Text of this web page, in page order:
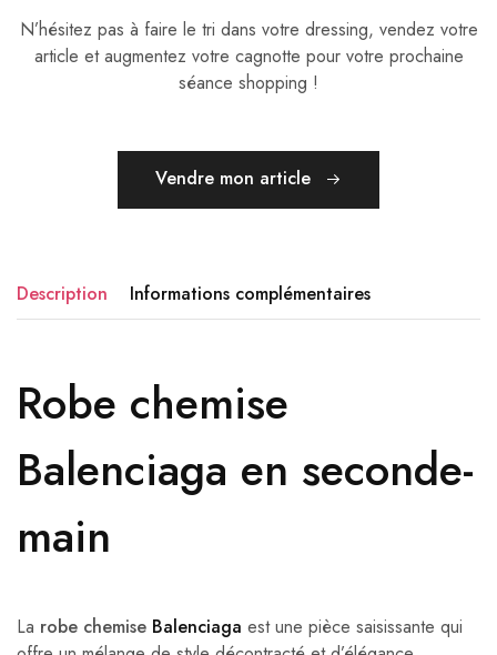
N’hésitez pas à faire le tri dans votre dressing, vendez votre
article et augmentez votre cagnotte pour votre prochaine
séance shopping !
Vendre mon article
Description Informations complémentaires
Robe chemise
Balenciaga en seconde-
main
La robe chemise Balenciaga est une pièce saisissante qui